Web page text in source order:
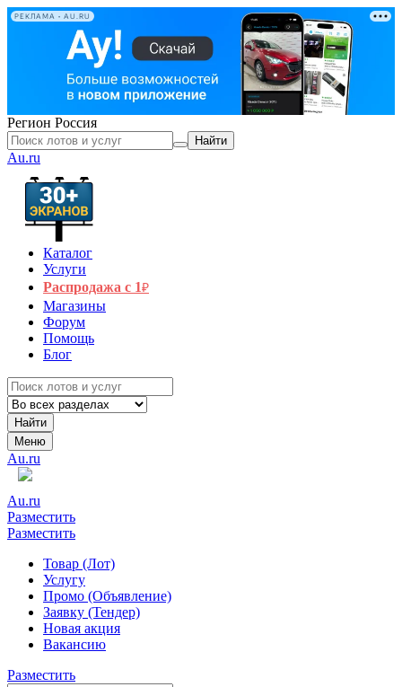
РЕКЛАМА • AU.RU
Регион Россия
Найти
Au.ru
Каталог
Услуги
Распродажа с 1₽
Магазины
Форум
Помощь
Блог
Найти
Меню
Au.ru
Au.ru
Разместить
Разместить
Товар (Лот)
Услугу
Промо (Объявление)
Заявку (Тендер)
Новая акция
Вакансию
Разместить